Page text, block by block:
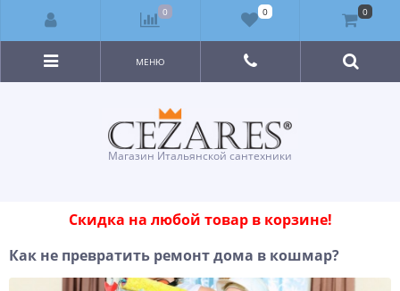
Магазин Итальянской сантехники
МЕНЮ
Скидка на любой товар в корзине!
Как не превратить ремонт дома в кошмар?
0 0 0